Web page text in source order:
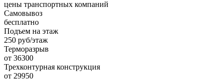
цены транспортных компаний
Самовывоз
бесплатно
Подъем на этаж
250 руб/этаж
Терморазрыв
от 36300
Трехконтурная конструкция
от 29950